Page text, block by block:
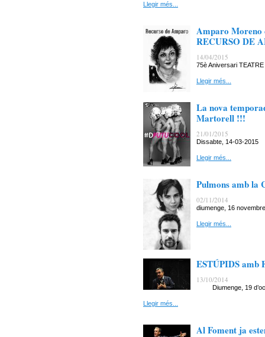
Llegir més...
Amparo Moreno
RECURSO DE
14/04/2015
75è Aniversari
Llegir més...
La nova
Martorell !!!
21/01/2015
Dissabte, 14-03-
Llegir més...
Pulmons amb la
02/11/2014
diumenge, 16
Llegir més...
ESTÚPIDS amb
13/10/2014
Diumenge, 19
Llegir més...
Al Foment ja